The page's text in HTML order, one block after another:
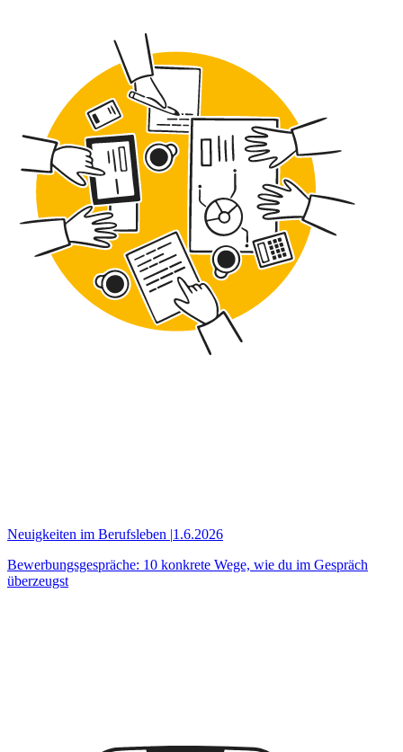
Neuigkeiten im Berufsleben |1.6.2026
Bewerbungsgespräche: 10 konkrete Wege, wie du im Gespräch
überzeugst